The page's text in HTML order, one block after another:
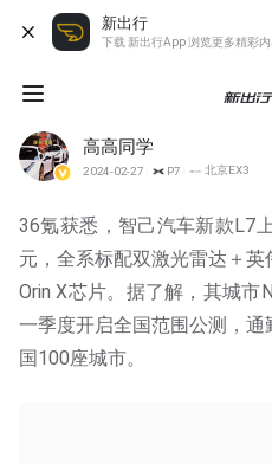
新出行
下载 新出行App 浏览更多精彩内
高高同学
2024-02-27 P7 北京EX3
36氪获悉，智己汽车新款L7
元，全系标配双激光雷达＋英
Orin X芯片。据了解，其城市
一季度开启全国范围公测，
国100座城市。